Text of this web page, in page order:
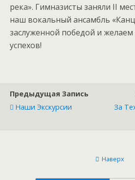
река». Гимназисты заняли II
наш вокальный ансамбль
заслуженной победой и желаем
успехов!
Предыдущая Запись
Наши Экскурсии
За
Наверх